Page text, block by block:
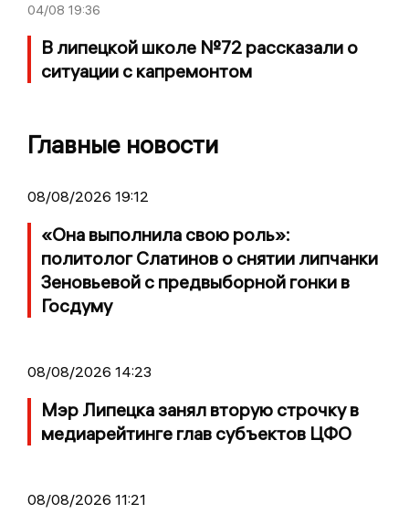
04/08 19:36
В липецкой школе №72 рассказали о
ситуации с капремонтом
Главные новости
08/08/2026 19:12
«Она выполнила свою роль»:
политолог Слатинов о снятии липчанки
Зеновьевой с предвыборной гонки в
Госдуму
08/08/2026 14:23
Мэр Липецка занял вторую строчку в
медиарейтинге глав субъектов ЦФО
08/08/2026 11:21